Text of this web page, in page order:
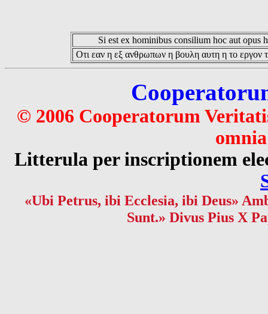
Si est ex hominibus consilium hoc aut opus
Οτι εαν η εξ ανθρωπων η βουλη αυτη η το εργον
© 2006 Cooperatorum
Litterula per inscriptionem
«Ubi Petrus, ibi Ecclesia, ibi Deus»
Sunt.» Divus Pius X